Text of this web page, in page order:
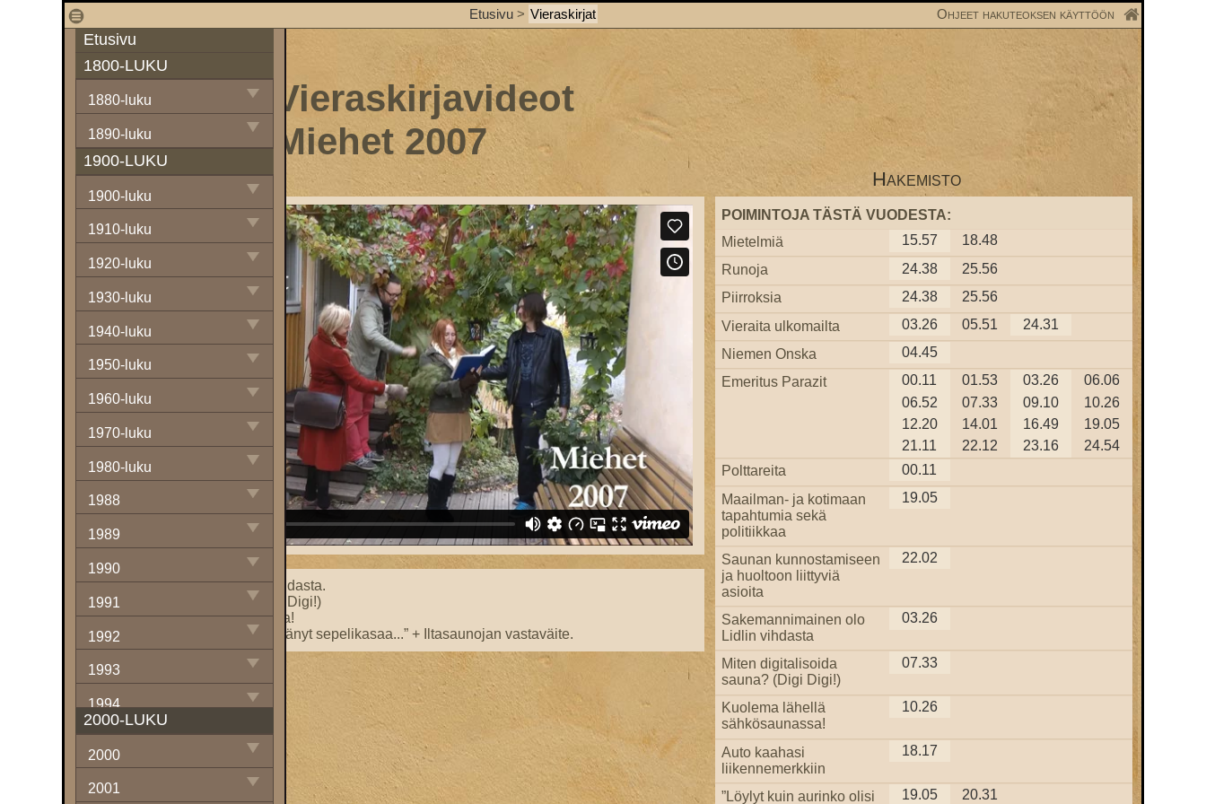
1 Etusivu > Vieraskirjat Ohjeet hakuteoksen käyttöön
Etusivu
1800-LUKU
1880-luku
1890-luku
1900-LUKU
1900-luku
1910-luku
1920-luku
1930-luku
1940-luku
1950-luku
1960-luku
1970-luku
1980-luku
1988
1989
1990
1991
1992
1993
1994
1995
1996
2000-LUKU
2000
2001
Vieraskirjavideot
Miehet 2007
Hakemisto
Sakemannimainen olo Lidlin vihdasta.
Miten digitalisoida sauna? (Digi Digi!)
Kuolema lähellä sähkösaunassa!
”Löylyt kuin aurinko olisi lämmittänyt sepelikasaa...” + Iltasaunojan vastaväite.
POIMINTOJA TÄSTÄ VUODESTA:
Mietelmiä
15.57
18.48
Runoja
24.38
25.56
Piirroksia
24.38
25.56
Vieraita ulkomailta
03.26 05.51
24.31
Niemen Onska
04.45
Emeritus Parazit
00.11 01.53 03.26
06.06
06.52
07.33 09.10
10.26
12.20
14.01 16.49
19.05
21.11
22.12 23.16
24.54
Polttareita
00.11
Maailman- ja kotimaan
tapahtumia sekä
politiikkaa
19.05
Saunan kunnostamiseen
ja huoltoon liittyviä
asioita
22.02
Sakemannimainen olo
Lidlin vihdasta
03.26
Miten digitalisoida
sauna? (Digi Digi!)
07.33
Kuolema lähellä
sähkösaunassa!
10.26
Auto kaahasi
liikennemerkkiin
18.17
”Löylyt kuin aurinko olisi 19.05 20.31